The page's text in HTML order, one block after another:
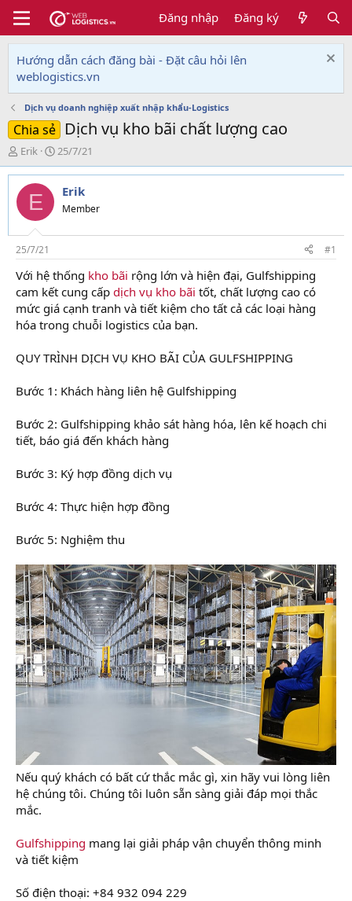
Đăng nhập Đăng ký
Hướng dẫn cách đăng bài - Đặt câu hỏi lên
weblogistics.vn
Dịch vụ doanh nghiệp xuất nhập khẩu-Logistics
Chia sẻ Dịch vụ kho bãi chất lượng cao
T
h
r
e
d
s
t
a
r
t
e
r
Erik
N
g
à
i
25/7/21
E Erik
Member
25/7/21 #1
Với hệ thống kho bãi rộng lớn và hiện đại, Gulfshipping
cam kết cung cấp dịch vụ kho bãi tốt, chất lượng cao có
mức giá cạnh tranh và tiết kiệm cho tất cả các loại hàng
hóa trong chuỗi logistics của bạn.
QUY TRÌNH DỊCH VỤ KHO BÃI CỦA GULFSHIPPING
Bước 1: Khách hàng liên hệ Gulfshipping
Bước 2: Gulfshipping khảo sát hàng hóa, lên kế hoạch chi
tiết, báo giá đến khách hàng
Bước 3: Ký hợp đồng dịch vụ
Bước 4: Thực hiện hợp đồng
Bước 5: Nghiệm thu
Nếu quý khách có bất cứ thắc mắc gì, xin hãy vui lòng liên
hệ chúng tôi. Chúng tôi luôn sẵn sàng giải đáp mọi thắc
mắc.
Gulfshipping mang lại giải pháp vận chuyển thông minh
và tiết kiệm
Số điện thoại: +84 932 094 229